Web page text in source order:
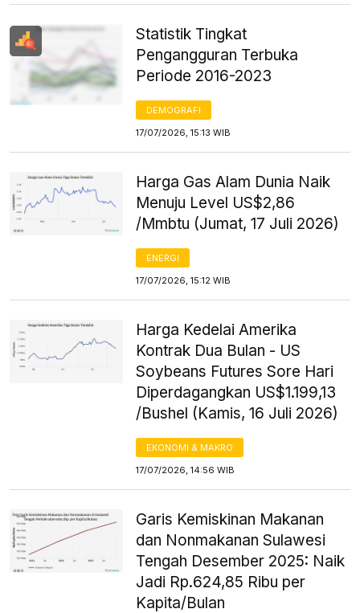
Statistik Tingkat
Pengangguran Terbuka
Periode 2016-2023
DEMOGRAFI
17/07/2026, 15:13 WIB
Harga Gas Alam Dunia Naik
Menuju Level US$2,86
/Mmbtu (Jumat, 17 Juli 2026)
ENERGI
17/07/2026, 15:12 WIB
Harga Kedelai Amerika
Kontrak Dua Bulan - US
Soybeans Futures Sore Hari
Diperdagangkan US$1.199,13
/Bushel (Kamis, 16 Juli 2026)
EKONOMI & MAKRO
17/07/2026, 14:56 WIB
Garis Kemiskinan Makanan
dan Nonmakanan Sulawesi
Tengah Desember 2025: Naik
Jadi Rp.624,85 Ribu per
Kapita/Bulan